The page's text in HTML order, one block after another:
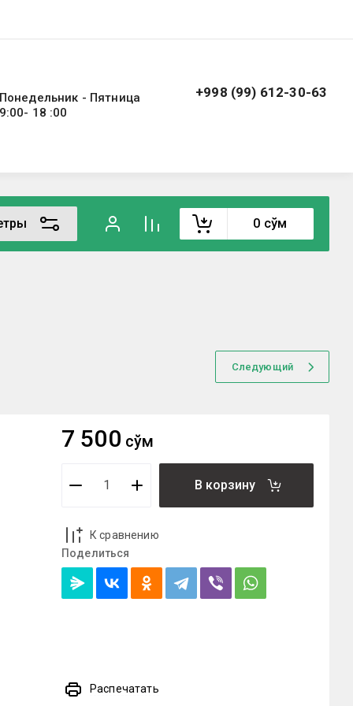
- Пятница
18 :00
+998 (99) 612-30-63
0 сўм
Следующий
7 500 сўм
В корзину
К сравнению
Поделиться
Распечатать